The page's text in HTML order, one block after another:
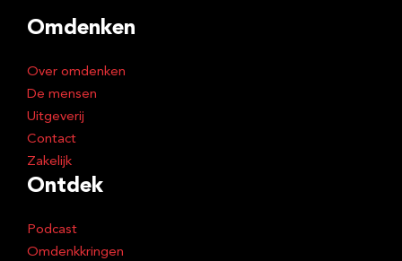
Omdenken
Over omdenken
De mensen
Uitgeverij
Contact
Zakelijk
Ontdek
Podcast
Omdenkkringen